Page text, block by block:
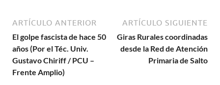
ARTÍCULO ANTERIOR
El golpe fascista de hace 50
años (Por el Téc. Univ.
Gustavo Chiriff / PCU –
Frente Amplio)
ARTÍCULO SIGUIENTE
Giras Rurales coordinadas
desde la Red de Atención
Primaria de Salto